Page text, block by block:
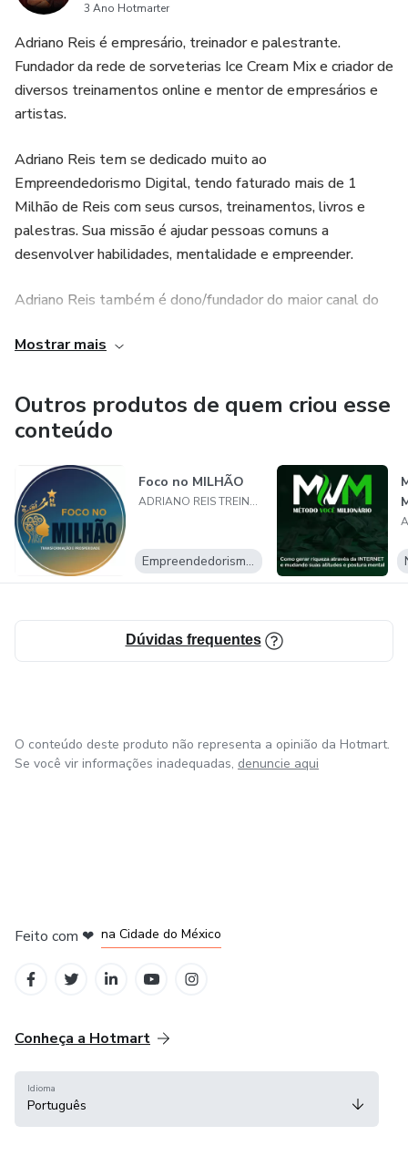
3 Ano Hotmarter
Adriano Reis é empresário, treinador e palestrante.
Fundador da rede de sorveterias Ice Cream Mix e criador de
diversos treinamentos online e mentor de empresários e
artistas.
Adriano Reis tem se dedicado muito ao
Empreendedorismo Digital, tendo faturado mais de 1
Milhão de Reis com seus cursos, treinamentos, livros e
palestras. Sua missão é ajudar pessoas comuns a
desenvolver habilidades, mentalidade e empreender.
Adriano Reis também é dono/fundador do maior canal do
como mais de 5 MILHÕES DE VISUALIZAÇÕES e mais
Mostrar mais
Outros produtos de quem criou esse
conteúdo
Foco no MILHÃO
ADRIANO REIS TREINAMENTOS E EVENTOS LTDA
Empreendedorismo Digital
Dúvidas frequentes
O conteúdo deste produto não representa a opinião da Hotmart.
Se você vir informações inadequadas, denuncie aqui
Feito com ❤ na Cidade do México
Conheça a Hotmart
Idioma
Português